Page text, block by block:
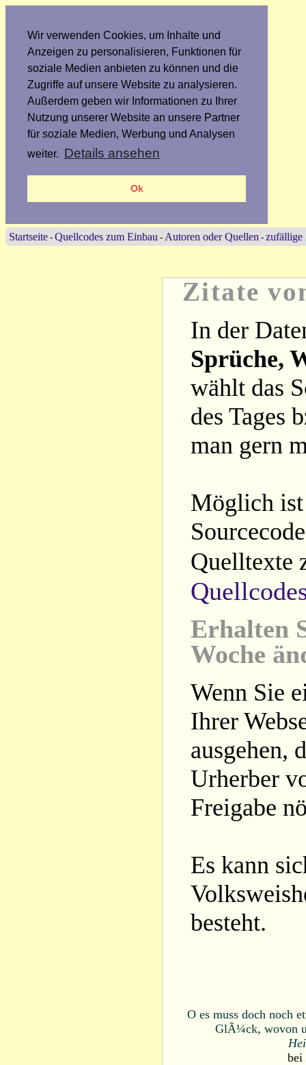
Wir verwenden Cookies, um Inhalte und
Anzeigen zu personalisieren, Funktionen für
soziale Medien anbieten zu können und die
Zugriffe auf unsere Website zu analysieren.
Außerdem geben wir Informationen zu Ihrer
Nutzung unserer Website an unsere Partner
für soziale Medien, Werbung und Analysen
weiter. Details ansehen
Ok
Startseite - Quellcodes zum Einbau - Autoren oder Quellen - zufällige
Zitate
In der
Sprüche,
wählt das
des Tages
man gern
Möglich ist
Quelltexte
Erhalten
Woche
Wenn Sie
Ihrer
ausgehen,
Urherber
Freigabe
Es kann
besteht.
O es muss doch noch
GlÃ¼ck, wovon
bei